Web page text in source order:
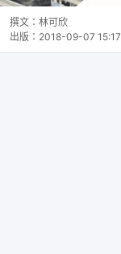
撰文： 林可欣
出版： 2018-09-07 15:17